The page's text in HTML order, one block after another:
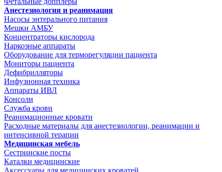
Анестезиология и реанимация
Насосы энтерального питания
Мешки АМБУ
Концентраторы кислорода
Наркозные аппараты
Оборудование для терморегуляции пациента
Мониторы пациента
Дефибрилляторы
Инфузионная техника
Аппараты ИВЛ
Консоли
Служба крови
Реанимационные кровати
Расходные материалы для анестезиологии, реанимации и
интенсивной терапии
Медицинская мебель
Сестринские посты
Каталки медицинские
Аксессуары для медицинских кроватей